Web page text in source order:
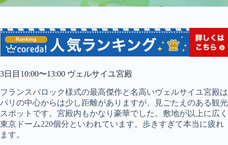
3日目10:00〜13:00 ヴェルサイユ宮殿
フランスバロック様式の最高傑作と名高いヴェルサイユ宮殿は
パリの中心からは少し距離がありますが、見ごたえのある観光
スポットです。宮殿内もかなり豪華でした。敷地が以上に広く
東京ドーム220個分といわれています。歩きすぎて本当に疲れ
ます。